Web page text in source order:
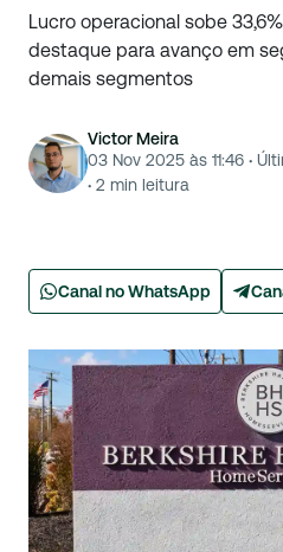
Lucro operacional sobe
destaque para avanço em
demais segmentos
Victor Meira
03 Nov 2025 às 11:46 ·
· 2 min leitura
Canal no WhatsApp